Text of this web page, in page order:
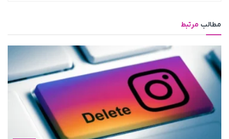
مطالب مرتبط